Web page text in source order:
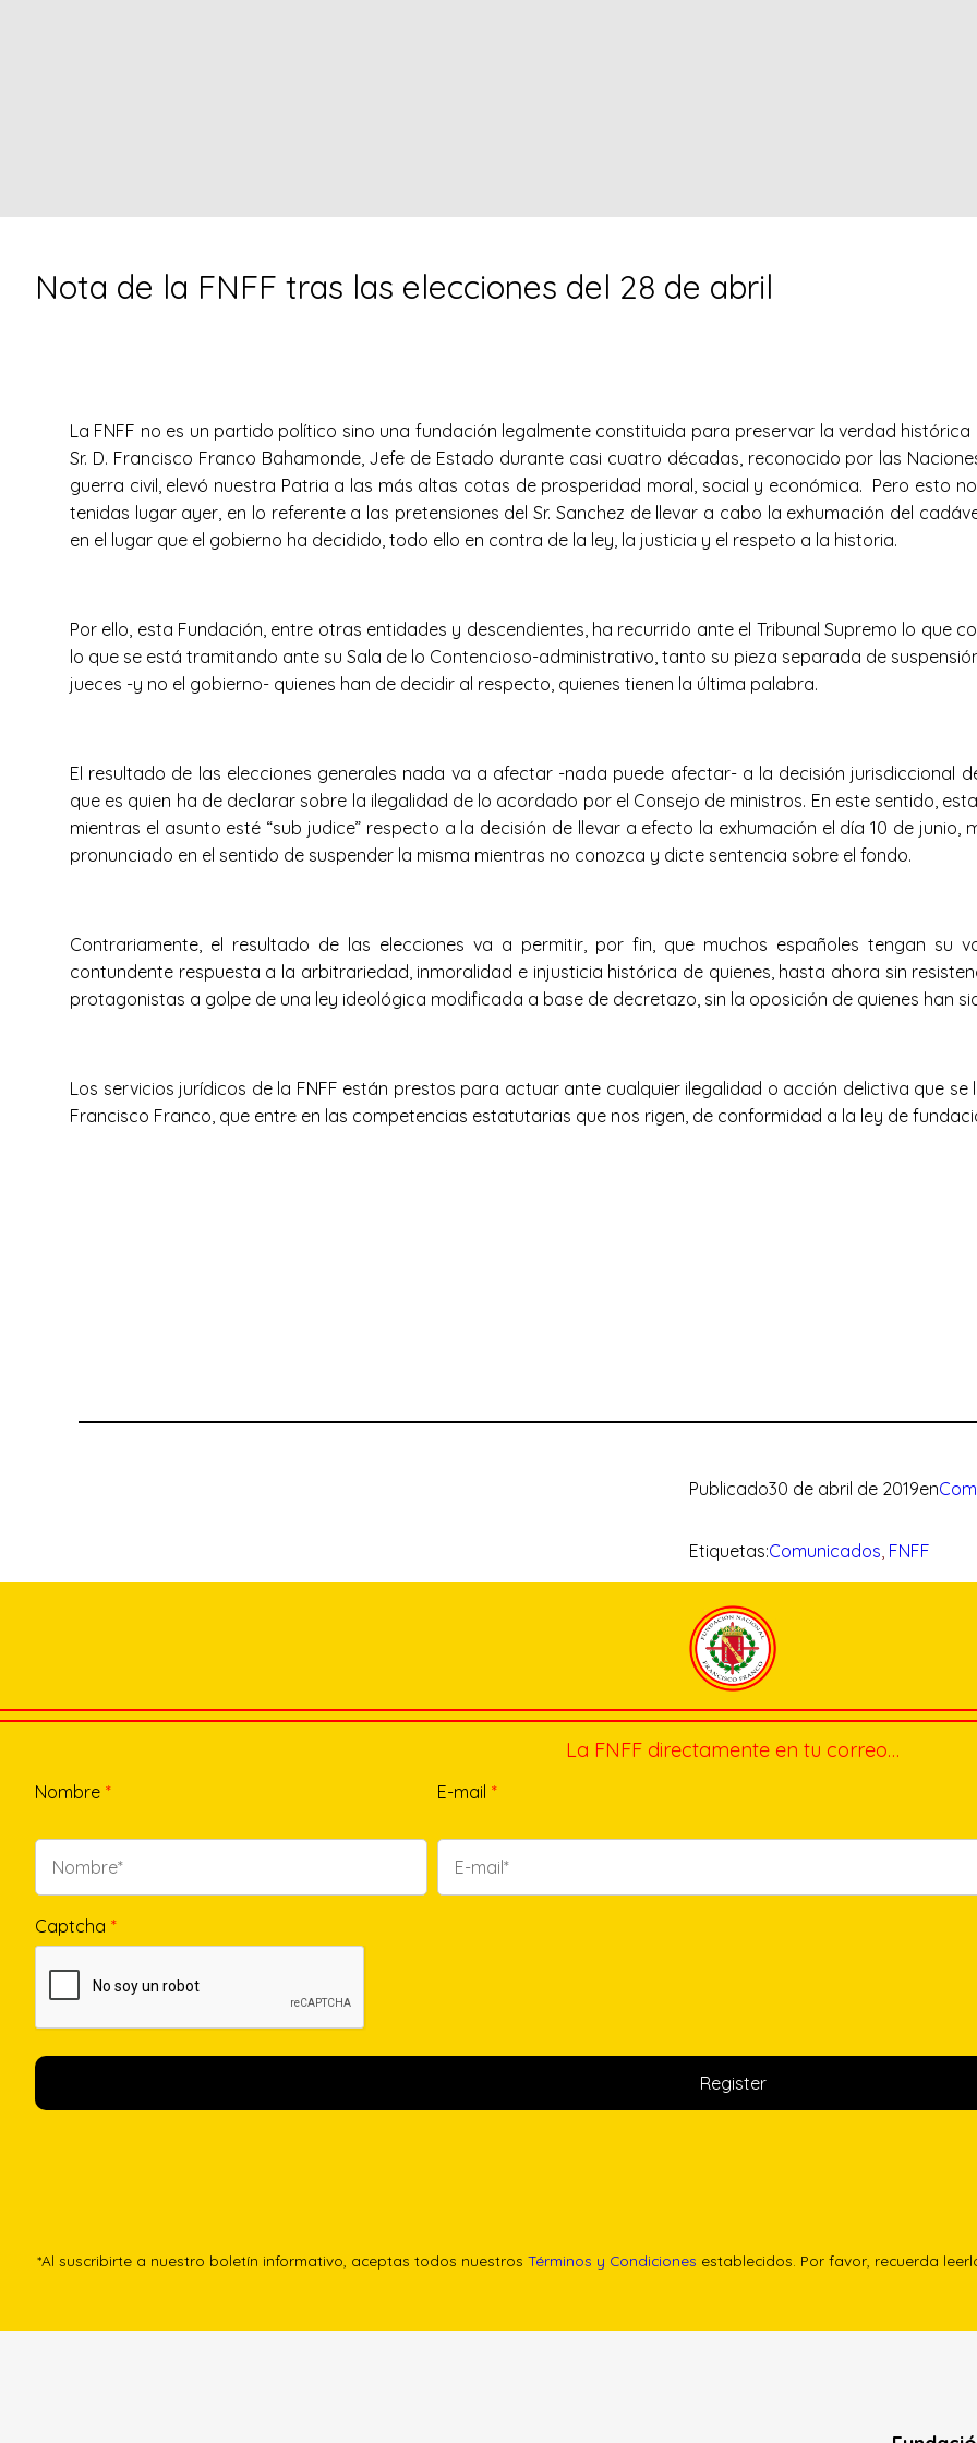
Nota de la FNFF tras las elecciones del 28 de abril
La FNFF no es un partido político sino una fundación legalmente constituida para preservar la verdad
Sr. D. Francisco Franco Bahamonde, Jefe de Estado durante casi cuatro décadas, reconocido por las
guerra civil, elevó nuestra Patria a las más altas cotas de prosperidad moral, social y económica. Pero esto
tenidas lugar ayer, en lo referente a las pretensiones del Sr. Sanchez de llevar a cabo la exhumación del
en el lugar que el gobierno ha decidido, todo ello en contra de la ley, la justicia y el respeto a la historia.
Por ello, esta Fundación, entre otras entidades y descendientes, ha recurrido ante el Tribunal Supremo lo que
lo que se está tramitando ante su Sala de lo Contencioso-administrativo, tanto su pieza separada de
jueces -y no el gobierno- quienes han de decidir al respecto, quienes tienen la última palabra.
El resultado de las elecciones generales nada va a afectar -nada puede afectar- a la decisión jurisdiccional
que es quien ha de declarar sobre la ilegalidad de lo acordado por el Consejo de ministros. En este sentido,
mientras el asunto esté “sub judice” respecto a la decisión de llevar a efecto la exhumación el día 10 de junio,
pronunciado en el sentido de suspender la misma mientras no conozca y dicte sentencia sobre el fondo.
Contrariamente, el resultado de las elecciones va a permitir, por fin, que muchos españoles tengan su
contundente respuesta a la arbitrariedad, inmoralidad e injusticia histórica de quienes, hasta ahora sin
protagonistas a golpe de una ley ideológica modificada a base de decretazo, sin la oposición de quienes han
Los servicios jurídicos de la FNFF están prestos para actuar ante cualquier ilegalidad o acción delictiva que
Francisco Franco, que entre en las competencias estatutarias que nos rigen, de conformidad a la ley de
Publicado30 de abril de 2019en
Etiquetas:Comunicados, FNFF
La FNFF directamente en tu correo…
Nombre * E-mail *
Captcha *
*Al suscribirte a nuestro boletín informativo, aceptas todos nuestros Términos y Condiciones establecidos. Por favor, recuerda